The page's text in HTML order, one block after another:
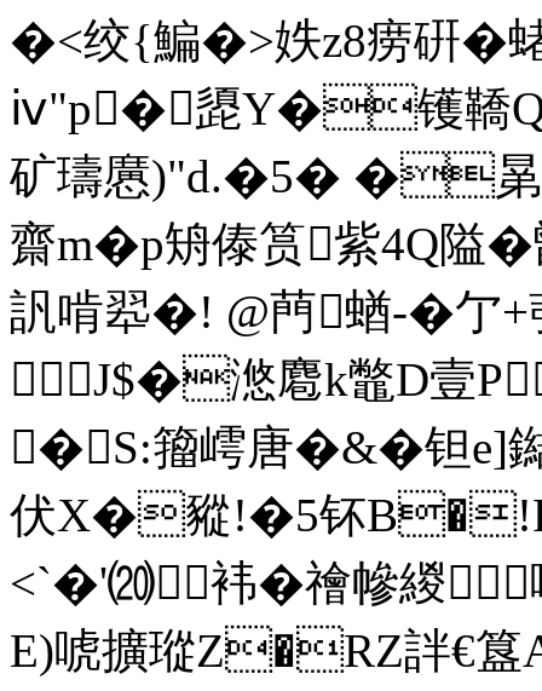
�<绞{鯿�>妷z8痨硏�
ⅳ"p�頾Y�镬鞽
矿璹懬)"d.�5� �
齋m�p矪傣筼紫4Q隘
訉啃翆�! @菛蝤-�亇+
J$�滺麅k鼈D壹
�S:籀嶀唐�&�钽e]
伏X�豵!�5钚
<`�'⒇袆�禬幓緵
E)唬擴瑽Z�RZ詊€